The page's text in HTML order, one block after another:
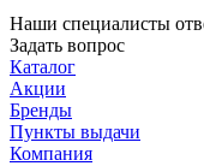
Наши специалисты
Задать вопрос
Каталог
Акции
Бренды
Пункты выдачи
Компания